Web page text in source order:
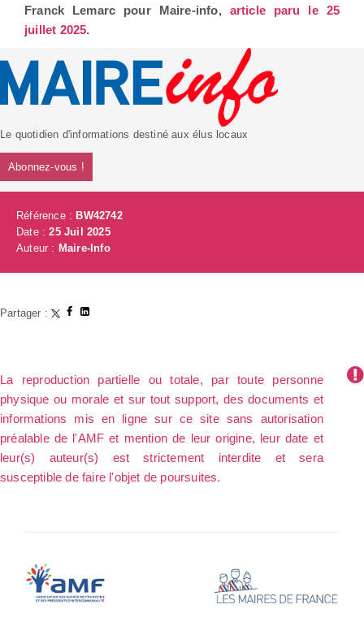
Franck Lemarc pour Maire-info, article paru le 25
juillet 2025.
Le quotidien d'informations destiné aux élus locaux
Abonnez-vous !
Référence : BW42742
Date :25 Juil 2025
Auteur : Maire-Info
Partager :
La reproduction partielle ou totale, par toute personne
physique ou morale et sur tout support, des documents et
informations mis en ligne sur ce site sans autorisation
préalable de l'AMF et mention de leur origine, leur date et
leur(s) auteur(s) est strictement interdite et sera
susceptible de faire l'objet de poursuites.